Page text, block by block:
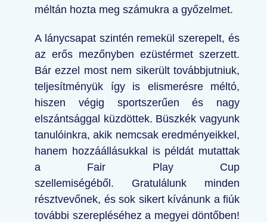
méltán hozta meg számukra a győzelmet.
A lánycsapat szintén remekül szerepelt, és
az erős mezőnyben ezüstérmet szerzett.
Bár ezzel most nem sikerült továbbjutniuk,
teljesítményük így is elismerésre méltó,
hiszen végig sportszerűen és nagy
elszántsággal küzdöttek. Büszkék vagyunk
tanulóinkra, akik nemcsak eredményeikkel,
hanem hozzáállásukkal is példát mutattak
a Fair Play Cup
szellemiségéből. Gratulálunk minden
résztvevőnek, és sok sikert kívánunk a fiúk
további szerepléséhez a megyei döntőben!